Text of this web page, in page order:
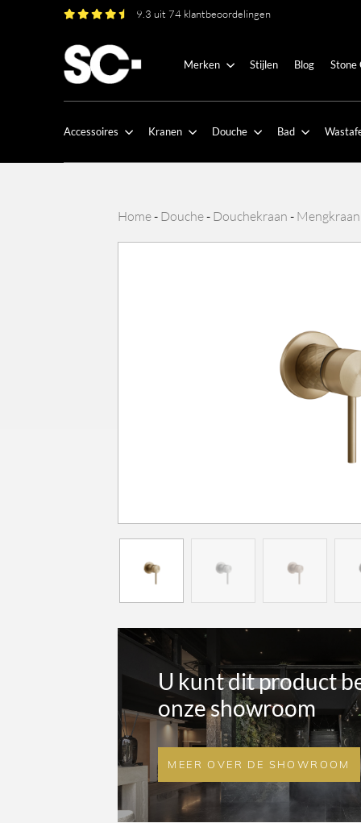
9.3 uit 74 klantbeoordelingen
Merken Stijlen Blog Stone
Accessoires Kranen Douche Bad
Home- Douche- Douchekraan - Mengkraan
U kunt dit product
onze showroom
MEER OVER DE SHOWROOM